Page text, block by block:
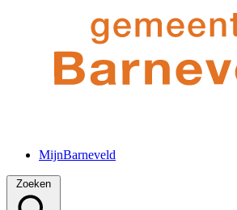
MijnBarneveld
Zoeken